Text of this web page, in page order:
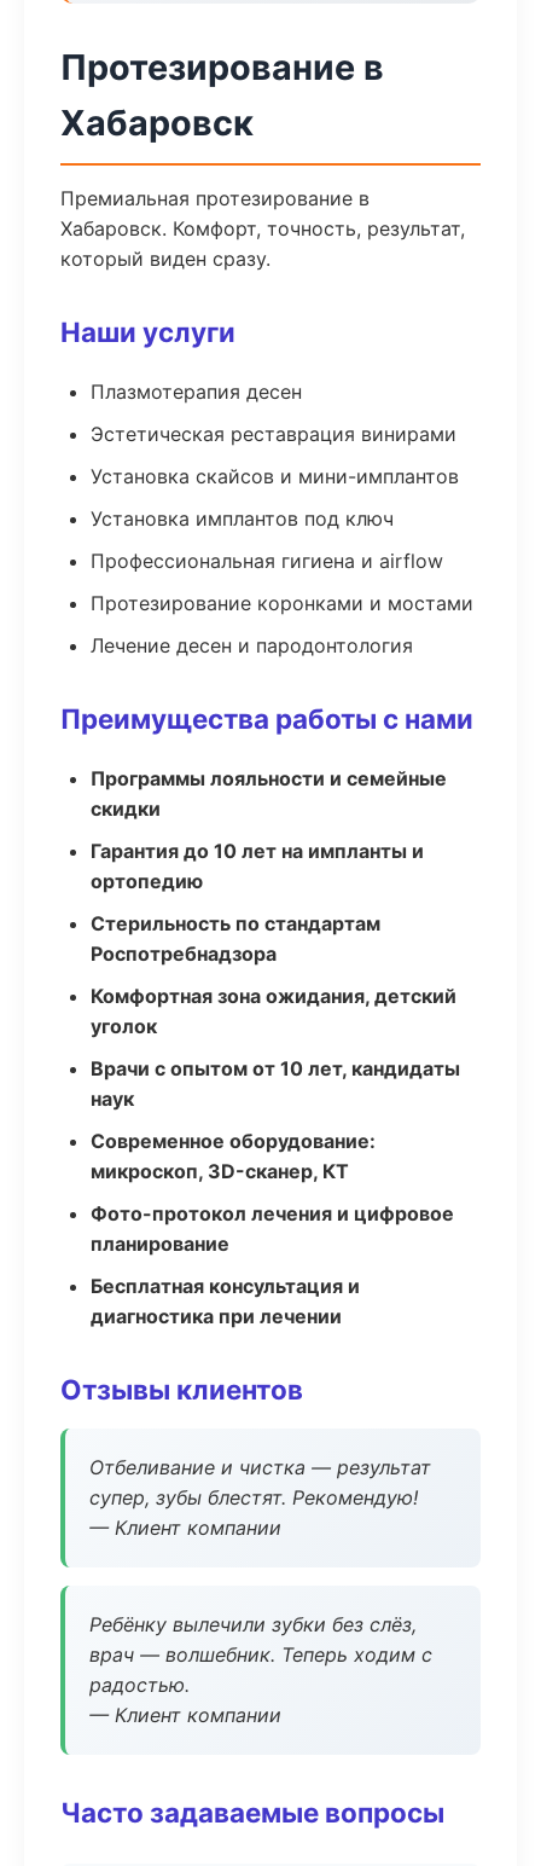
Протезирование в
Хабаровск
Премиальная протезирование в
Хабаровск. Комфорт, точность, результат,
который виден сразу.
Наши услуги
Плазмотерапия десен
Эстетическая реставрация винирами
Установка скайсов и мини-имплантов
Установка имплантов под ключ
Профессиональная гигиена и airflow
Протезирование коронками и мостами
Лечение десен и пародонтология
Преимущества работы с нами
Программы лояльности и семейные
скидки
Гарантия до 10 лет на импланты и
ортопедию
Стерильность по стандартам
Роспотребнадзора
Комфортная зона ожидания, детский
уголок
Врачи с опытом от 10 лет, кандидаты
наук
Современное оборудование:
микроскоп, 3D-сканер, КТ
Фото-протокол лечения и цифровое
планирование
Бесплатная консультация и
диагностика при лечении
Отзывы клиентов
Отбеливание и чистка — результат
супер, зубы блестят. Рекомендую!
— Клиент компании
Ребёнку вылечили зубки без слёз,
врач — волшебник. Теперь ходим с
радостью.
— Клиент компании
Часто задаваемые вопросы